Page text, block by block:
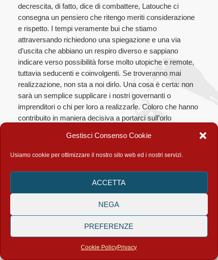
Gestisci Consenso Cookie
Usiamo cookie per ottimizzare il nostro sito web ed i nostri servizi.
ACCETTA
NEGA
PREFERENZE
Cookie PolicyPrivacy
decrescita, di fatto, dice di combattere, Latouche ci
consegna un pensiero che ritengo meriti considerazione
e rispetto. I tempi veramente bui che stiamo
attraversando richiedono una spiegazione e una via
d’uscita che abbiano un respiro diverso e sappiano
indicare verso possibilità forse molto utopiche e remote,
tuttavia seducenti e coinvolgenti. Se troveranno mai
realizzazione, non sta a noi dirlo. Una cosa è certa: non
sarà un semplice supplicare i nostri governanti o
imprenditori o chi per loro a realizzarle. Coloro che hanno
contribuito in maniera decisiva a portarci sull’orlo
polemici, né coloro a cui rivolgerci nella speranza che ci
conducano fuori dalla misera che loro stessi hanno in
diciamo anche questo ancora una volta, perché mai
come oggi ripetere fa bene – di provarci in prima
persona, di inaugurare un nuovo autonomo percorso di
liberazione dal capitalismo che porti, si spera,
definitivamente fuori da questo sistema criminale e folle,
e apra verso una nuova era, quella in cui l’uomo, per
cominci finalmente a camminare con le sue gambe. Si